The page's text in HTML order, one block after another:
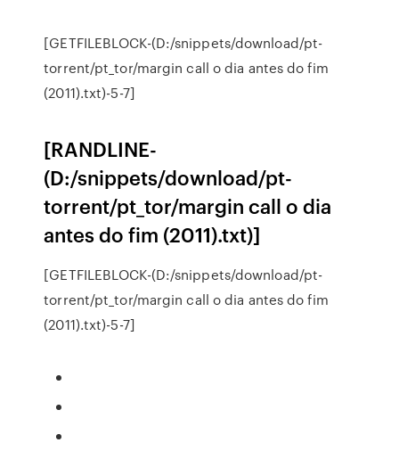
[GETFILEBLOCK-(D:/snippets/download/pt-
torrent/pt_tor/margin call o dia antes do fim
(2011).txt)-5-7]
[RANDLINE-
(D:/snippets/download/pt-
torrent/pt_tor/margin call o dia
antes do fim (2011).txt)]
[GETFILEBLOCK-(D:/snippets/download/pt-
torrent/pt_tor/margin call o dia antes do fim
(2011).txt)-5-7]